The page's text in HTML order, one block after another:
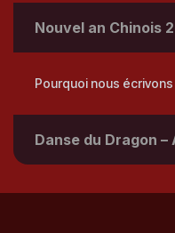
Nouvel an Chinois
Pourquoi nous écrivons
Danse du Dragon